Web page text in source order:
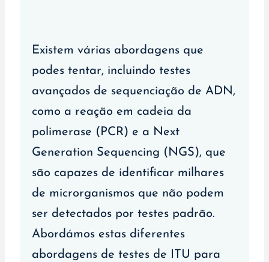
Existem várias abordagens que
podes tentar, incluindo testes
avançados de sequenciação de ADN,
como a reação em cadeia da
polimerase (PCR) e a Next
Generation Sequencing (NGS), que
são capazes de identificar milhares
de microrganismos que não podem
ser detectados por testes padrão.
Abordámos estas diferentes
abordagens de testes de ITU para